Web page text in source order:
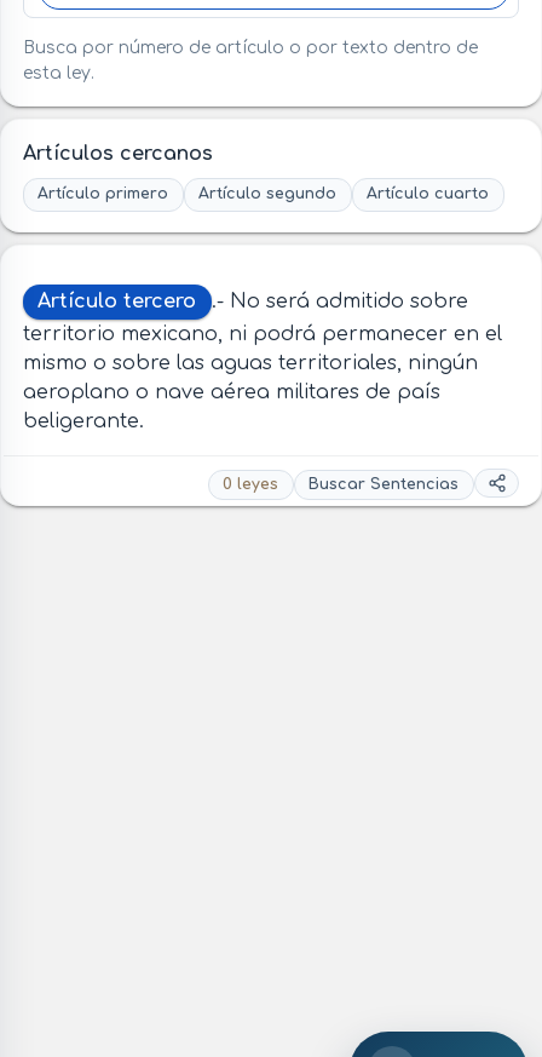
Busca por número de artículo o por texto dentro de
esta ley.
Artículos cercanos
Artículo primero Artículo segundo Artículo cuarto
Artículo tercero
.- No será admitido sobre
territorio mexicano, ni podrá permanecer en el
mismo o sobre las aguas territoriales, ningún
aeroplano o nave aérea militares de país
beligerante.
0 leyes Buscar Sentencias